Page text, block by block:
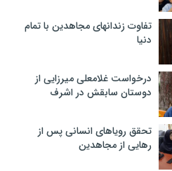
تفاوت زندانهای مجاهدین با تمام
دنیا
درخواست غلامعلی میرزایی از
دوستان سابقش در اشرف
تحقق رویاهای انسانی پس از
رهایی از مجاهدین